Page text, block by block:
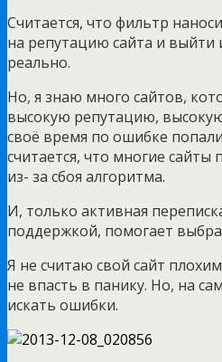
Считается, что фильтр
на репутацию сайта и выйти
реально.
Но, я знаю много сайтов,
высокую репутацию,
своё время по ошибке
считается, что многие
из- за сбоя алгоритма.
И, только активная
поддержкой, помогает
Я не считаю свой сайт
не впасть в панику. Но, на
искать ошибки.